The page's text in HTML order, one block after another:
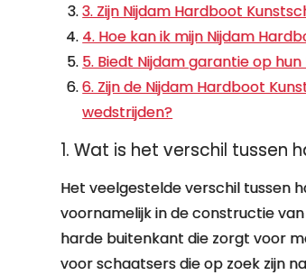
3. Zijn Nijdam Hardboot
4. Hoe kan ik mijn Nijdam
5. Biedt Nijdam garantie op
6. Zijn de Nijdam Hardboot
wedstrijden?
1. Wat is het verschil
Het veelgestelde verschil tussen
voornamelijk in de constructie
harde buitenkant die zorgt voor
voor schaatsers die op zoek zijn